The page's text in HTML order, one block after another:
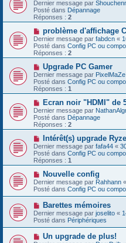
s
a
g
e
u
m
e
a
g
e
u
v
e
a
u
m
e
s
s
a
g
e
Dernier message par
Posté dans Dépannage
Réponses : 2
N
o
u
v
e
a
m
e
s
s
a
g
e
problème d'affichage
Dernier message par fabdcn «
Posté dans Config PC ou
Réponses : 2
N
o
u
v
e
a
u
m
e
s
s
a
g
e
Upgrade PC Gamer
Dernier message par PixelMaZe
Posté dans Config PC ou
Réponses : 1
N
o
u
v
e
a
u
m
e
s
s
a
g
e
Ecran noir "HDMI" de
Dernier message par
Posté dans Dépannage
Réponses : 2
N
o
u
v
e
a
u
m
e
s
a
g
e
Intérêt(s) upgrade
Dernier message par fafa44 «
Posté dans Config PC ou
Réponses : 1
N
o
u
v
e
a
u
m
e
s
Nouvelle config
Dernier message par Rahhann «
Posté dans Config PC ou
N
o
u
v
e
a
Barettes mémoires
Dernier message par joselito «
Posté dans Périphériques
N
o
Un upgrade de plus!